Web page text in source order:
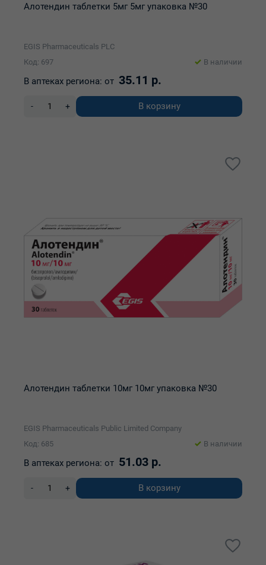
Алотендин таблетки 5мг 5мг упаковка №30
EGIS Pharmaceuticals PLC
Код: 697
В наличии
В аптеках региона: от 35.11 р.
- + В корзину
Алотендин таблетки 10мг 10мг упаковка №30
EGIS Pharmaceuticals Public Limited Company
Код: 685
В наличии
В аптеках региона: от 51.03 р.
- + В корзину